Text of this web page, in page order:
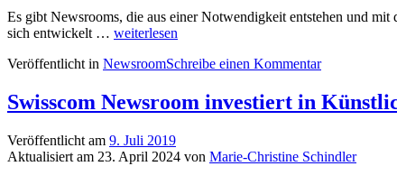
Es gibt Newsrooms, die aus einer Notwendigkeit entstehen und
sich entwickelt … Geberit
Die
Lösung
für
effiziente
Kommunikation
weiterlesen
Veröffentlicht in NewsroomSchreibe einen Kommentar
Swisscom Newsroom investiert in
Veröffentlicht am 9. Juli 2019
Aktualisiert am 23. April 2024 von Marie-Christine Schindler